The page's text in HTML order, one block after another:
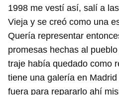
1998 me vestí así, salí a
Vieja y se creó como una
Quería representar
promesas hechas al
traje había quedado como
tiene una galería en
fuera para repararlo ahí